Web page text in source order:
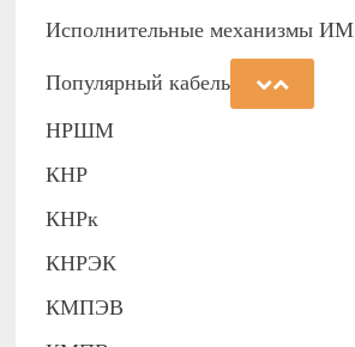
Исполнительные механизмы ИМ
Популярный кабель
НРШМ
КНР
КНРк
КНРЭК
КМПЭВ